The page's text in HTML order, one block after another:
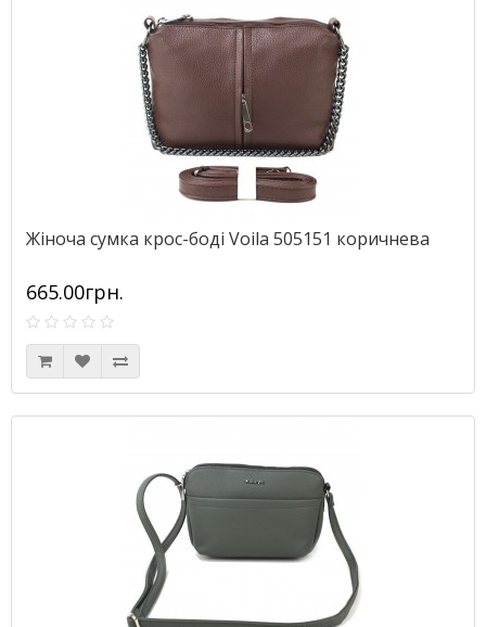
Жіноча сумка крос-боді Voila 505151 коричнева
665.00грн.